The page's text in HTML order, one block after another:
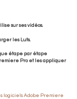
sur ses vidéos.
les Luts.
étape par étape
Pro et les appliquer
logiciels Adobe Premiere